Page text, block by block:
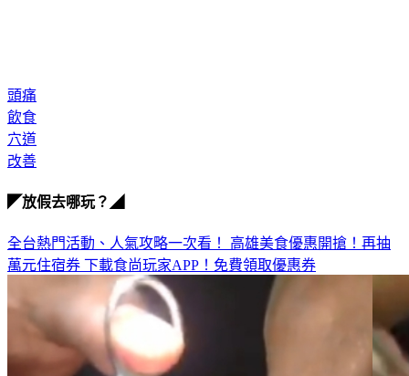
頭痛
飲食
穴道
改善
◤放假去哪玩？◢
全台熱門活動、人氣攻略一次看！ 高雄美食優惠開搶！再抽
萬元住宿券 下載食尚玩家APP！免費領取優惠券